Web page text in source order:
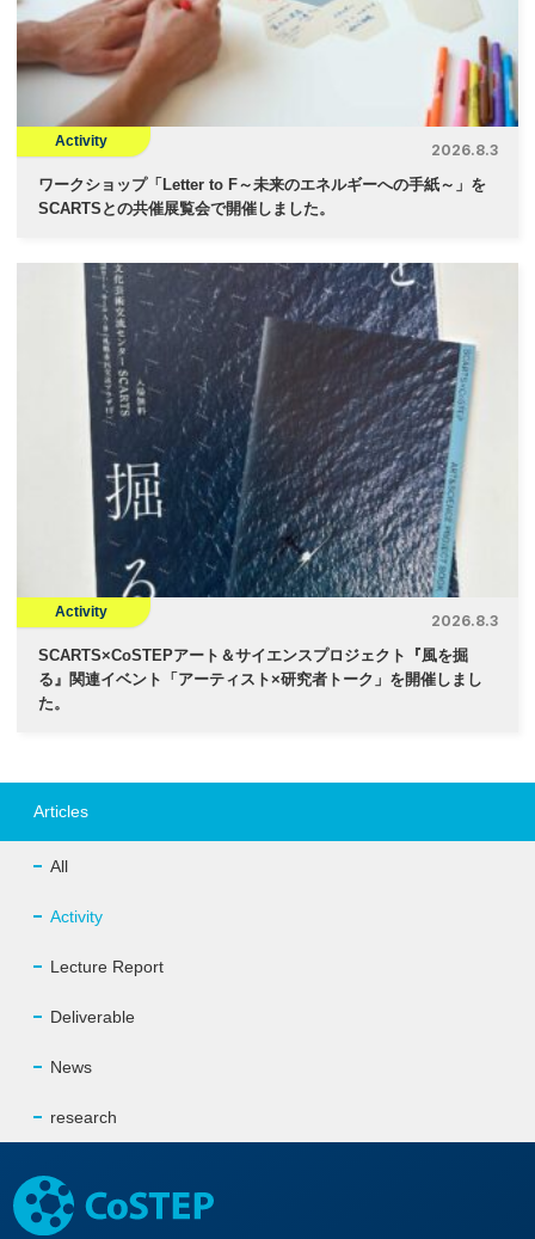
Activity
2026.8.3
ワークショップ「Letter to F～未来のエネルギーへの手紙～」を
SCARTSとの共催展覧会で開催しました。
Activity
2026.8.3
SCARTS×CoSTEPアート＆サイエンスプロジェクト『風を掘
る』関連イベント「アーティスト×研究者トーク」を開催しまし
た。
Articles
All
Activity
Lecture Report
Deliverable
News
research